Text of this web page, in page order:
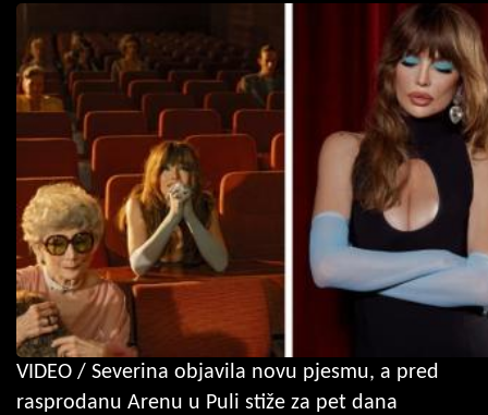
VIDEO / Severina objavila novu pjesmu, a pred
rasprodanu Arenu u Puli stiže za pet dana